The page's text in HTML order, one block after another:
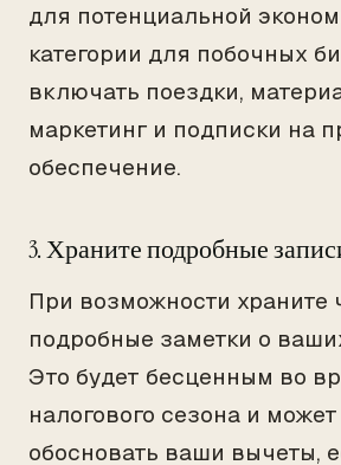
для потенциальной
категории для побочных
включать поездки,
маркетинг и подписки на
обеспечение.
3. Храните подробные
При возможности храните
подробные заметки о
Это будет бесценным во
налогового сезона и
обосновать ваши вычеты,